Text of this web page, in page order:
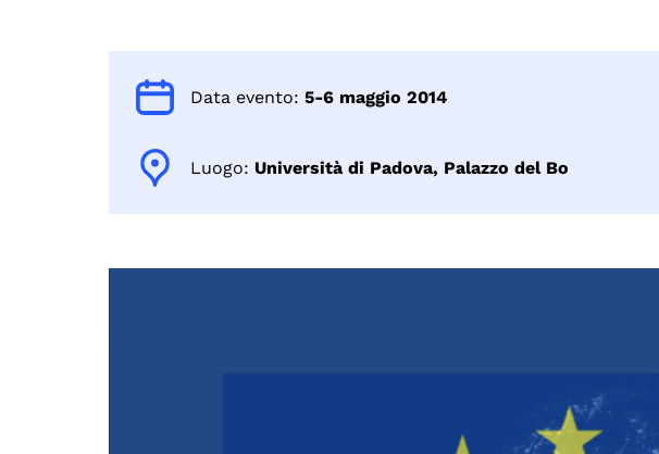
Data evento: 5-6 maggio 2014
Luogo: Università di Padova, Palazzo del Bo